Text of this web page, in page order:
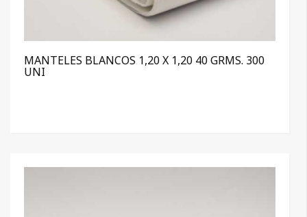
MANTELES BLANCOS 1,20 X 1,20 40 GRMS. 300
UNI